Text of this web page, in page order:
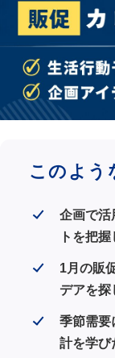
このよう
企画で活
トを把
1月の販
デアを探
季節需要
計を学び